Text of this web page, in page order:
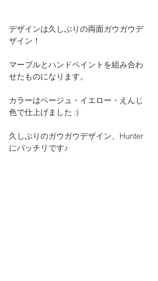
デザインは久しぶりの両面ガウガウデ
ザイン！
マーブルとハンドペイントを組み合わ
せたものになります。
カラーはベージュ・イエロー・えんじ
色で仕上げました :)
久しぶりのガウガウデザイン、Hunter
にバッチリです♪